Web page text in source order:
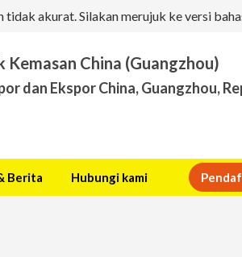
akurat. Silakan merujuk ke versi
China (Guangzhou)
dan Ekspor China, Guangzhou,
Berita Hubungi kami